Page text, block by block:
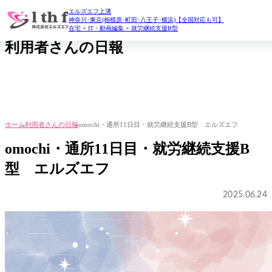
エルズエフ上溝
神奈川･東京(相模原･町田･八王子･横浜)【全国対応も可】
在宅 × IT・動画編集 × 就労継続支援B型
daily report
利用者さんの日報
ホーム利用者さんの日報omochi・通所11日目・就労継続支援B型 エルズエフ
omochi・通所11日目・就労継続支援B
型 エルズエフ
2025.06.24